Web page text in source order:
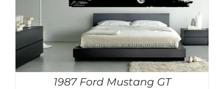
1987 Ford Mustang GT